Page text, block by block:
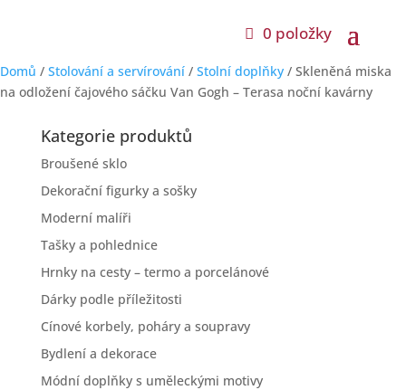
0 položky
Domů / Stolování a servírování / Stolní doplňky / Skleněná miska
na odložení čajového sáčku Van Gogh – Terasa noční kavárny
Kategorie produktů
Broušené sklo
Dekorační figurky a sošky
Moderní malíři
Tašky a pohlednice
Hrnky na cesty – termo a porcelánové
Dárky podle příležitosti
Cínové korbely, poháry a soupravy
Bydlení a dekorace
Módní doplňky s uměleckými motivy